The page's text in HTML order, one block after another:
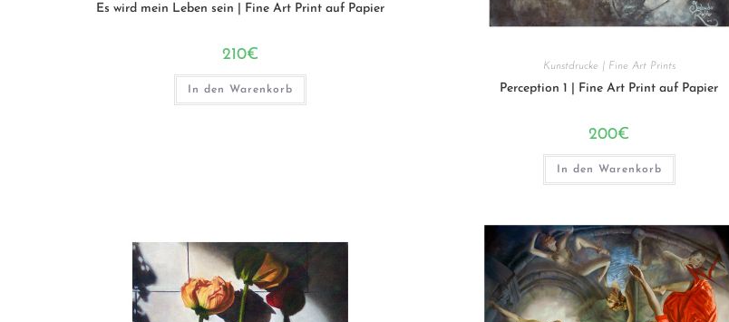
Es wird mein Leben sein | Fine Art Print auf Papier
210€
In den Warenkorb
Kunstdrucke | Fine Art Prints
Perception 1 | Fine Art Print auf Papier
200€
In den Warenkorb